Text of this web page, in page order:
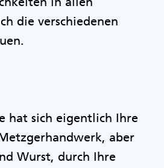
die verschiedenen
hat sich eigentlich Ihre
aber
Wurst, durch Ihre